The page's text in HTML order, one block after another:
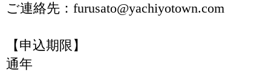
ご連絡先：furusato@yachiyotown.com
【申込期限】
通年